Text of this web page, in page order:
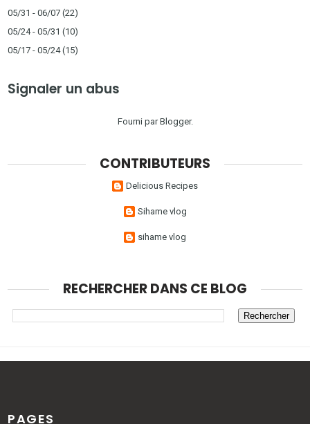
05/31 - 06/07 (22)
05/24 - 05/31 (10)
05/17 - 05/24(15)
Signaler un abus
Fourni parBlogger.
CONTRIBUTEURS
Delicious Recipes
Sihame vlog
sihame vlog
RECHERCHER DANS CE BLOG
PAGES